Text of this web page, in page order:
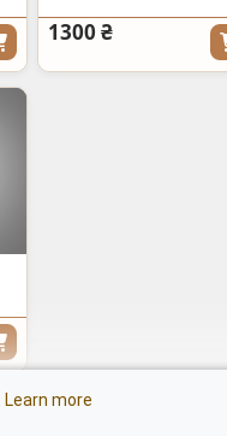
1300 ₴
Світлодіодні люстри
Learn more